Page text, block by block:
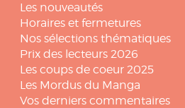
Les nouveautés
Horaires et fermetures
Nos sélections thématiques
Prix des lecteurs 2026
Les coups de coeur 2025
Les Mordus du Manga
Vos derniers commentaires